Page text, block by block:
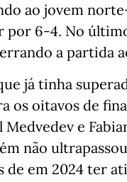
ao jovem
por 6-4. No
a partida
já tinha
os oitavos de
e
não
de em 2024 ter